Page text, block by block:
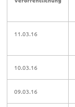
11.03.16
10.03.16
09.03.16